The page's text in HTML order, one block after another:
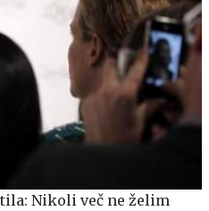
Nikoli več ne želim